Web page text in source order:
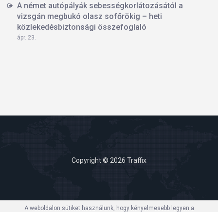
A német autópályák sebességkorlátozásától a
vizsgán megbukó olasz sofőrökig – heti
közlekedésbiztonsági összefoglaló
ápr. 23.
Copyright © 2026 Traffix
A weboldalon sütiket használunk, hogy kényelmesebb legyen a